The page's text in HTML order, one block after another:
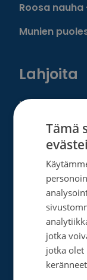
Roosa
Munien
Lahjoita
Löydä oma
Liity
Tee
Tee
Perusta
Perusta
Perusta
Perusta
Tämä
jotka
jotka olet